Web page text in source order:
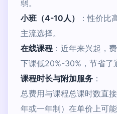
弱。
小班（4-10人）
：性价比
主流选择。
在线课程 ：近年来兴起，
下课低20%-30%，节省了
课程时长与附加服务 ：
总费用与课程总课时数直
年或一年制）在单价上可能